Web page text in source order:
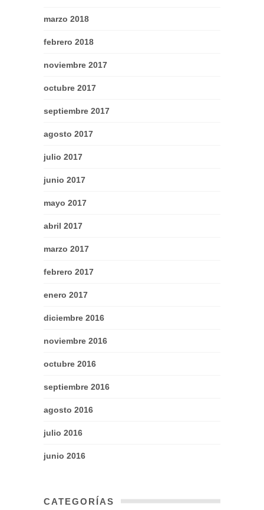
marzo 2018
febrero 2018
noviembre 2017
octubre 2017
septiembre 2017
agosto 2017
julio 2017
junio 2017
mayo 2017
abril 2017
marzo 2017
febrero 2017
enero 2017
diciembre 2016
noviembre 2016
octubre 2016
septiembre 2016
agosto 2016
julio 2016
junio 2016
CATEGORÍAS